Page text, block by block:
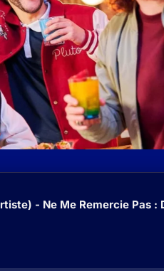
- Ne Me Remercie Pas :